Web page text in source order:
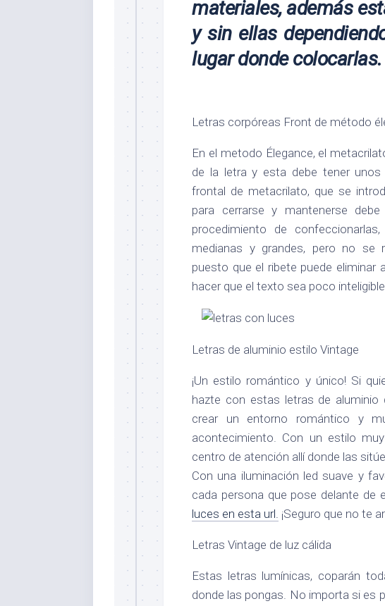
materiales, además
y sin ellas
lugar donde colocarlas.
Letras corpóreas Front de método
En el metodo Élegance, el
de la letra y esta debe tener
frontal de metacrilato, que se
para cerrarse y mantenerse
procedimiento de
medianas y grandes, pero no se
puesto que el ribete puede eliminar
hacer que el texto sea poco
Letras de aluminio estilo Vintage
¡Un estilo romántico y único! Si
hazte con estas letras de aluminio
crear un entorno romántico y
acontecimiento. Con un estilo
centro de atención allí donde las
Con una iluminación led suave y
cada persona que pose delante de
luces en esta url. ¡Seguro que no te
Letras Vintage de luz cálida
Estas letras lumínicas, coparán
donde las pongas. No importa si es